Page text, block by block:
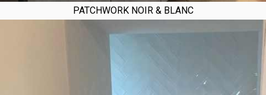
PATCHWORK NOIR & BLANC